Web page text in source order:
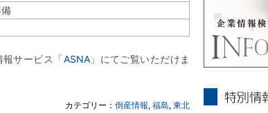
サービス「ASNA」にてご覧いただけま
カテゴリー： 倒産情報, 福島, 東北